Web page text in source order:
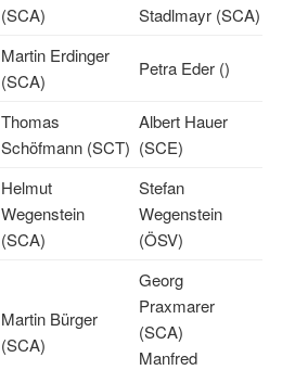
(SCA)
Stadlmayr (SCA)
Martin Erdinger
(SCA)
Petra Eder ()
Thomas
Schöfmann (SCT)
Albert Hauer
(SCE)
Helmut
Wegenstein
(SCA)
Stefan
Wegenstein
(ÖSV)
Martin Bürger
(SCA)
Georg
Praxmarer
(SCA)
Manfred